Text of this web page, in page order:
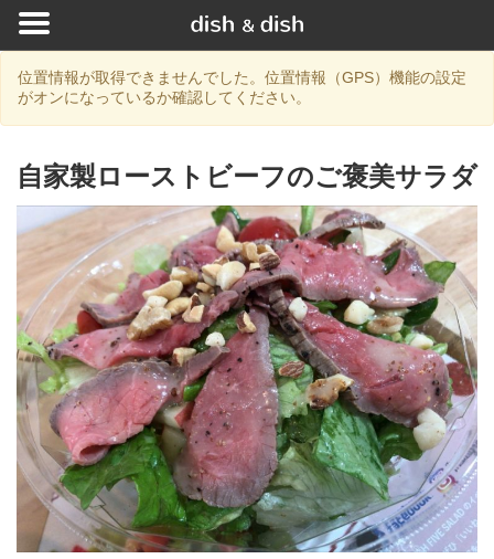
位置情報が取得できませんでした。位置情報（GPS）機能の設定
がオンになっているか確認してください。
自家製ローストビーフのご褒美サラダ